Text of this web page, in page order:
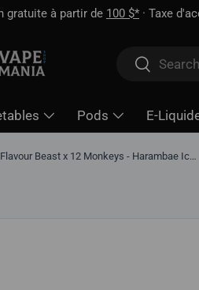
gratuite à partir de100 $*· Taxe
Rechercher
Rechercher
Pods E-
Flavour Beast x 12 Monkeys - Harambae Ice - E-liquide Salt Nic